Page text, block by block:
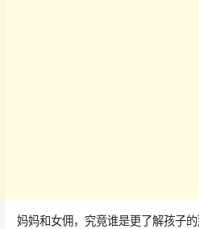
妈妈和女佣，究竟谁是更了解孩子